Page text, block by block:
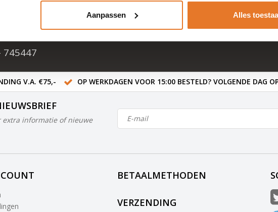
Aanpassen Alles
in NL & BE
745447
V.A. €75,- OP WERKDAGEN VOOR 15:00 BESTELD? VOLGENDE DAG
extra informatie of nieuwe
BETAALMETHODEN
VERZENDING